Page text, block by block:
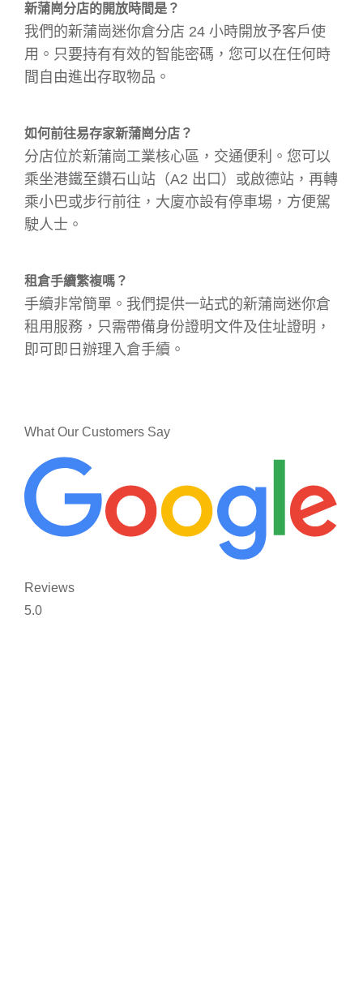
新蒲崗分店的開放時間是？
我們的新蒲崗迷你倉分店 24 小時開放予客戶使
用。只要持有有效的智能密碼，您可以在任何時
間自由進出存取物品。
如何前往易存家新蒲崗分店？
分店位於新蒲崗工業核心區，交通便利。您可以
乘坐港鐵至鑽石山站（A2 出口）或啟德站，再轉
乘小巴或步行前往，大廈亦設有停車場，方便駕
駛人士。
租倉手續繁複嗎？
手續非常簡單。我們提供一站式的新蒲崗迷你倉
租用服務，只需帶備身份證明文件及住址證明，
即可即日辦理入倉手續。
What Our Customers Say
Reviews
5.0